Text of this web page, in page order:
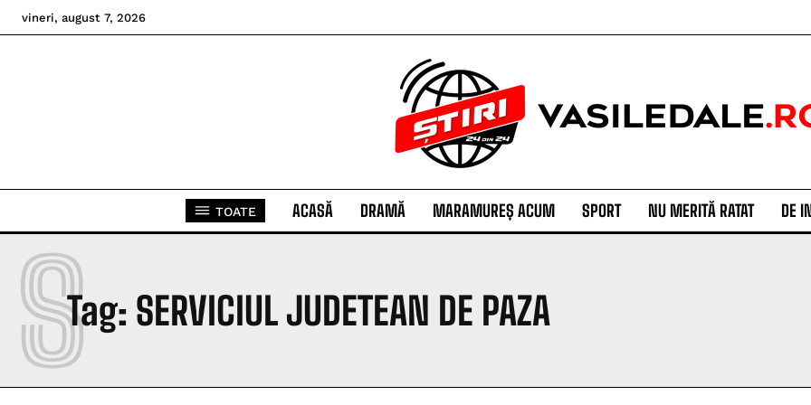
vineri, august 7, 2026
TOATE ACASĂ DRAMĂ MARAMUREȘ ACUM SPORT NU MERITĂ RATAT DE
Tag: SERVICIUL JUDETEAN DE PAZA
S